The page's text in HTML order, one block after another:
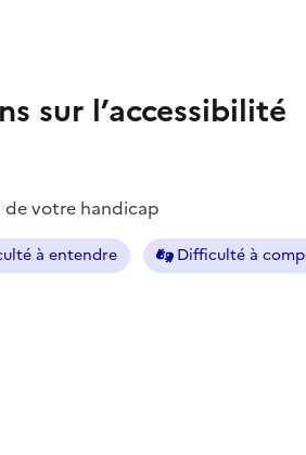
sur l’accessibilité
votre handicap
à entendre Difficulté à